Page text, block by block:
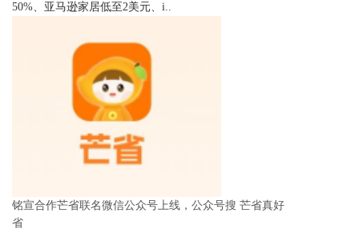
50%、亚马逊家居低至2美元、i..
铭宣合作芒省联名微信公众号上线，公众号搜 芒省真好
省